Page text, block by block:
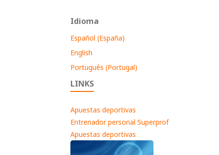
Idioma
Español (España)
English
Português (Portugal)
LINKS
Apuestas deportivas
Entrenador personal Superprof
Apuestas deportivas